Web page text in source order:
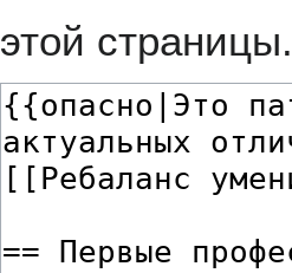
этой страницы.